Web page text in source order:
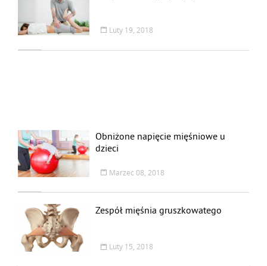
Luty 19, 2018
Obniżone napięcie mięśniowe u
dzieci
Marzec 08, 2018
Zespół mięśnia gruszkowatego
Luty 15, 2018